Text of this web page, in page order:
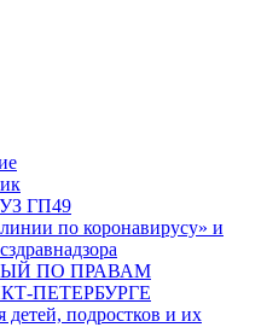
ГП49
по коронавирусу» и
ПО ПРАВАМ
ПЕТЕРБУРГЕ
детей, подростков и их